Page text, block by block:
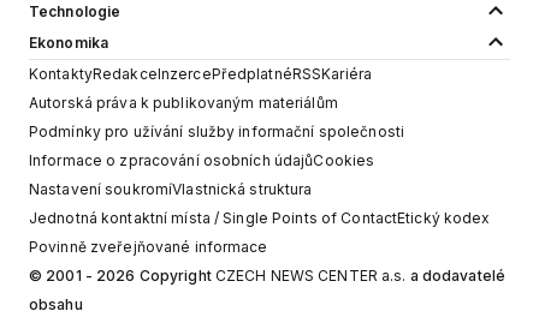
Technologie
Ekonomika
KontaktyRedakceInzercePředplatnéRSSKariéra
Autorská práva k publikovaným materiálům
Podmínky pro užívání služby informační společnosti
Informace o zpracování osobních údajůCookies
Nastavení soukromíVlastnická struktura
Jednotná kontaktní místa / Single Points of ContactEtický kodex
Povinně zveřejňované informace
© 2001 - 2026 Copyright CZECH NEWS CENTER a.s. a dodavatelé
obsahu